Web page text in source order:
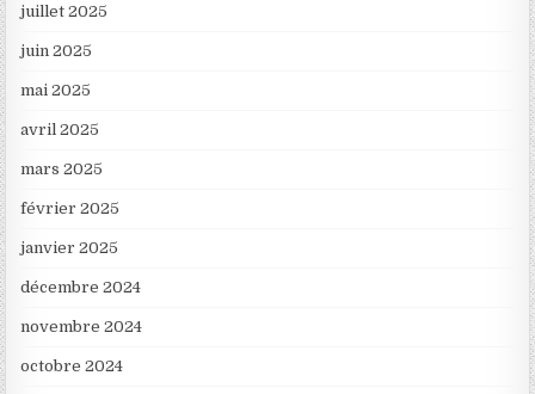
juillet 2025
juin 2025
mai 2025
avril 2025
mars 2025
février 2025
janvier 2025
décembre 2024
novembre 2024
octobre 2024